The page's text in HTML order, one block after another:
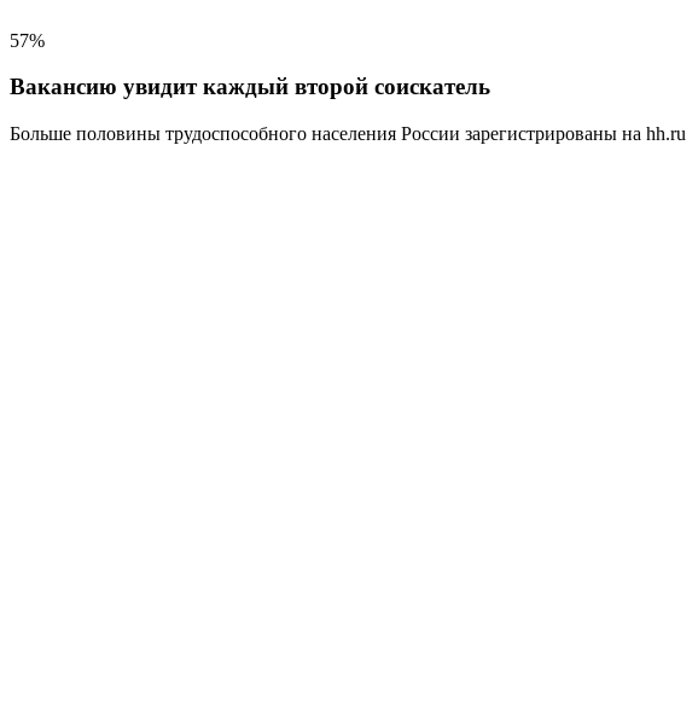
57%
Вакансию увидит каждый второй соискатель
Больше половины трудоспособного населения России зарегистрированы на hh.ru